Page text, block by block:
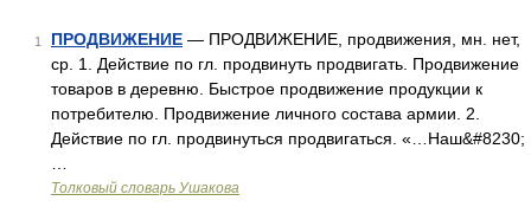
1 ПРОДВИЖЕНИЕ — ПРОДВИЖЕНИЕ, продвижения, мн. нет,
ср. 1. Действие по гл. продвинуть продвигать. Продвижение
товаров в деревню. Быстрое продвижение продукции к
потребителю. Продвижение личного состава армии. 2.
Действие по гл. продвинуться продвигаться. «…Наш&#8230;
Толковый словарь Ушакова